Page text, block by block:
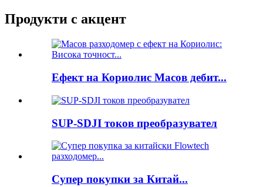
Продукти с акцент
Ефект на Кориолис Масов дебит...
SUP-SDJI токов преобразувател
Супер покупки за Китай...